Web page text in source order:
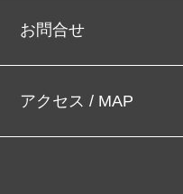
お問合せ
アクセス / MAP